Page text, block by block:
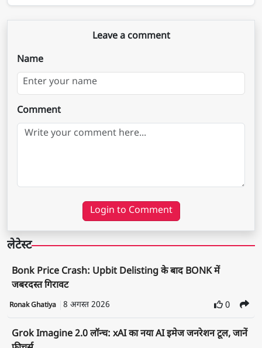
Leave a comment
Name
Comment
Login to Comment
लेटेस्ट
Bonk Price Crash: Upbit Delisting के बाद BONK में
जबरदस्त गिरावट
Ronak Ghatiya 8 अगस्त 2026 0
Grok Imagine 2.0 लॉन्च: xAI का नया AI इमेज जनरेशन टूल, जानें